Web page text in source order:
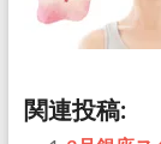
関連投稿: